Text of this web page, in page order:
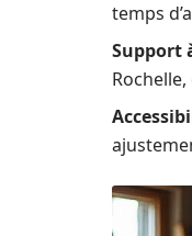
temps
Support